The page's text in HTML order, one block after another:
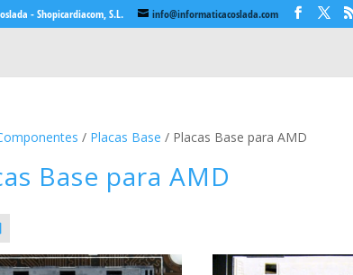
- Shopicardiacom, S.L. info@informaticacoslada.com
/ Placas Base / Placas Base para AMD
Base para AMD